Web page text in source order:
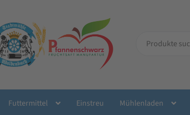
nach:
Futtermittel Einstreu Mühlenladen